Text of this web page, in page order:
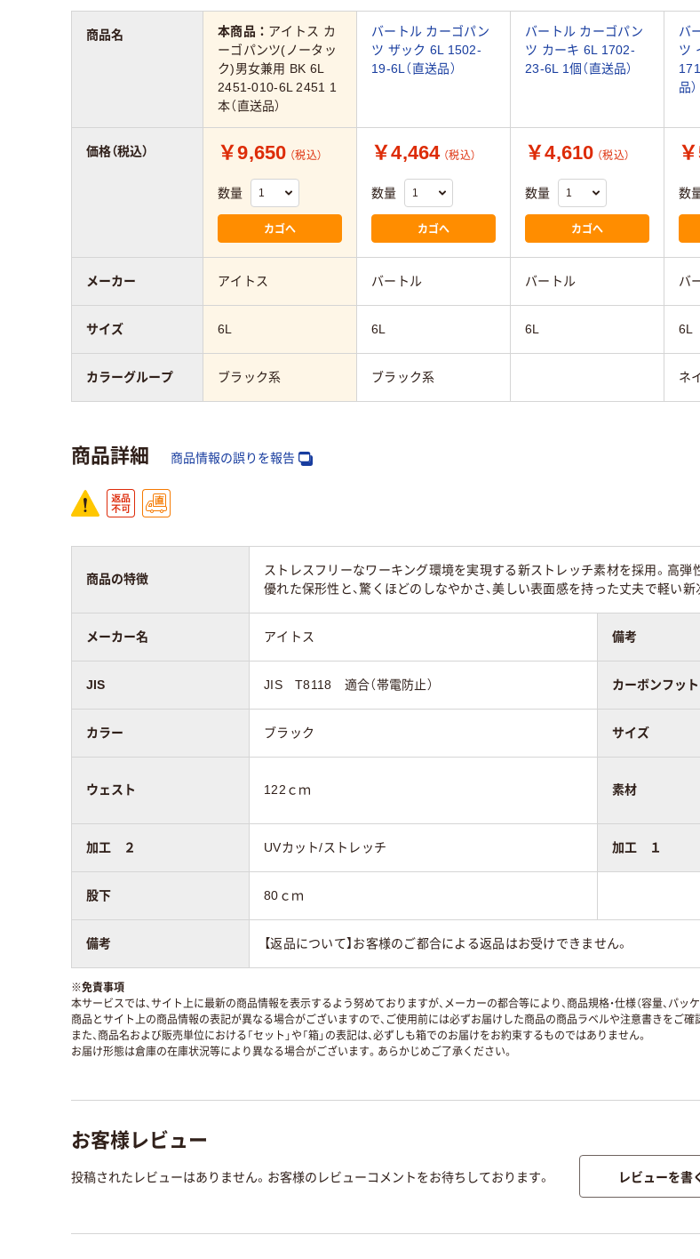
本商品： アイトス カ
ーゴパンツ(ノータッ
ク)男女兼用 BK 6L
2451-010-6L 2451 1
本（直送品）
バートル カーゴパン
ツ ザック 6L 1502-
19-6L（直送品）
バートル カーゴパン
ツ カーキ 6L 1702-
23-6L 1個（直送品）
バ
ツ
品）
￥9,650 （税込）
数量
カゴへ
￥4,464 （税込）
数量
カゴへ
￥4,610 （税込）
数量
カゴへ
数
アイトス バートル バートル バ
6L 6L 6L 6L
ブラック系 ブラック系 ネ
商品名
価格（税込）
メーカー
サイズ
カラーグループ
商品詳細 商品情報の誤りを報告
商品の特徴
ストレスフリーなワーキング環境を実現する新ストレッチ素材を採用。高弾
優れた保形性と、驚くほどのしなやかさ、美しい表面感を持った丈夫で軽い新
メーカー名 アイトス 備考
JIS JIS T8118 適合（帯電防止） カーボンフッ
カラー ブラック サイズ
ウェスト 122ｃｍ 素材
加工 ２ UVカット/ストレッチ 加工 １
股下 80ｃｍ
備考 【返品について】お客様のご都合による返品はお受けできません。
※免責事項
本サービスでは、サイト上に最新の商品情報を表示するよう努めておりますが、メーカーの都合等により、商品規格・仕様（容量、パッ
商品とサイト上の商品情報の表記が異なる場合がございますので、ご使用前には必ずお届けした商品の商品ラベルや注意書きをご
また、商品名および販売単位における「セット」や「箱」の表記は、必ずしも箱でのお届けをお約束するものではありません。
お届け形態は倉庫の在庫状況等により異なる場合がございます。あらかじめご了承ください。
お客様レビュー
投稿されたレビューはありません。お客様のレビューコメントをお待ちしております。 レビューを書